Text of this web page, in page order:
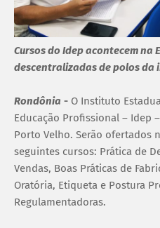
Cursos do Idep acontecem na
descentralizadas de polos da
Rondônia - O Instituto
Educação Profissional – Idep
Porto Velho. Serão ofertados
seguintes cursos: Prática de
Vendas, Boas Práticas de
Oratória, Etiqueta e Postura
Regulamentadoras.